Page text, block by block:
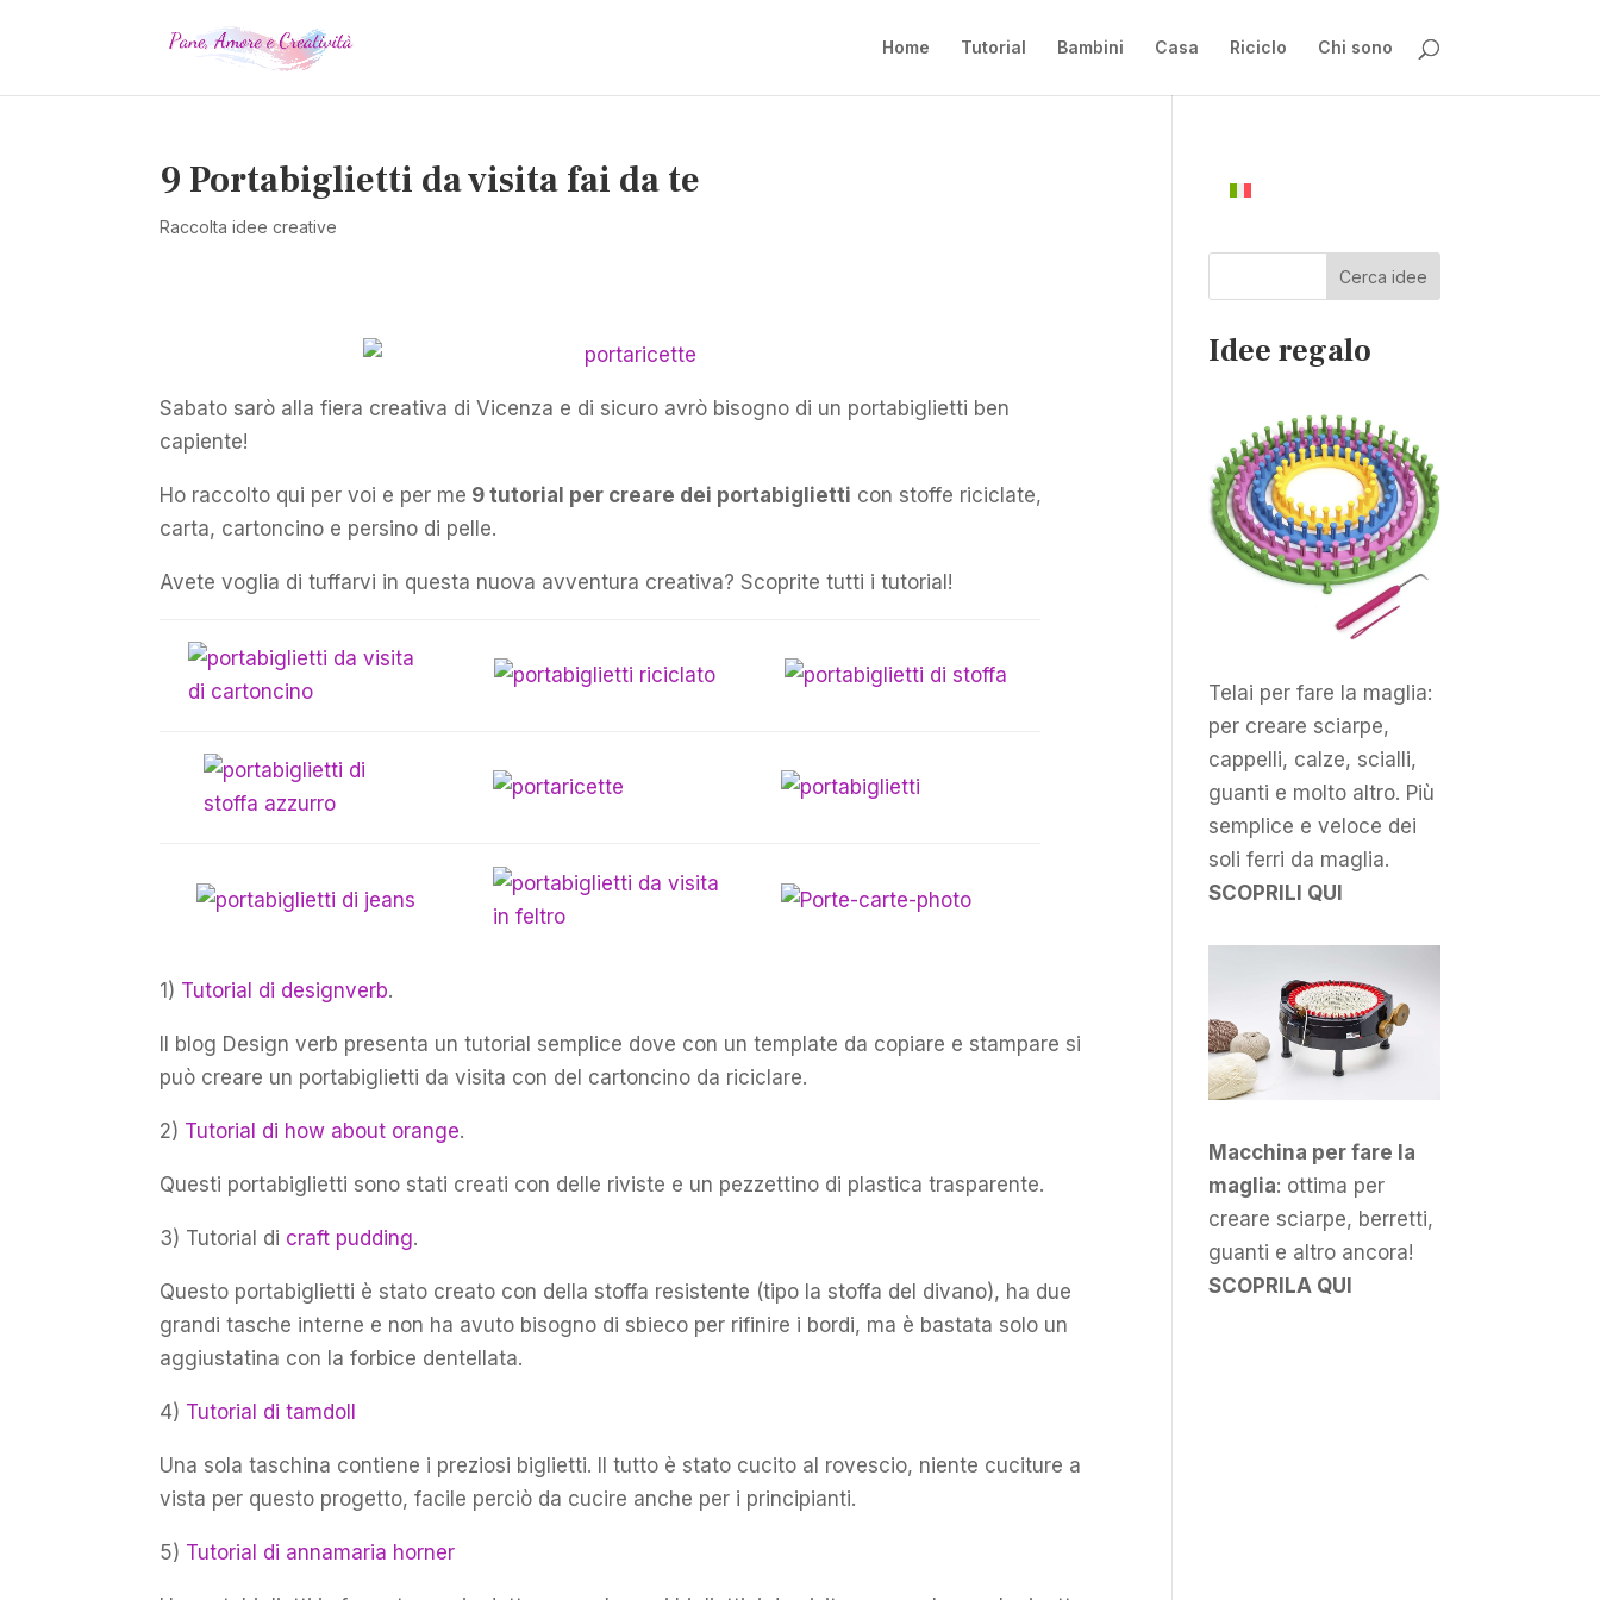
Home Tutorial Bambini Casa Riciclo Chi sono
9 Portabiglietti da visita fai da te
Raccolta idee creative
Sabato sarò alla fiera creativa di Vicenza e di sicuro avrò bisogno di un portabiglietti ben
capiente!
Ho raccolto qui per voi e per me 9 tutorial per creare dei portabiglietti con stoffe riciclate,
carta, cartoncino e persino di pelle.
Avete voglia di tuffarvi in questa nuova avventura creativa? Scoprite tutti i tutorial!
1) Tutorial di designverb.
Il blog Design verb presenta un tutorial semplice dove con un template da copiare e stampare si
può creare un portabiglietti da visita con del cartoncino da riciclare.
2) Tutorial di how about orange.
Questi portabiglietti sono stati creati con delle riviste e un pezzettino di plastica trasparente.
3) Tutorial di craft pudding.
Questo portabiglietti è stato creato con della stoffa resistente (tipo la stoffa del divano), ha due
grandi tasche interne e non ha avuto bisogno di sbieco per rifinire i bordi, ma è bastata solo un
aggiustatina con la forbice dentellata.
4) Tutorial di tamdoll
Una sola taschina contiene i preziosi biglietti. Il tutto è stato cucito al rovescio, niente cuciture a
vista per questo progetto, facile perciò da cucire anche per i principianti.
5) Tutorial di annamaria horner
Cerca idee
Idee regalo
Telai per fare la maglia:
per creare sciarpe,
cappelli, calze, scialli,
guanti e molto altro. Più
semplice e veloce dei
soli ferri da maglia.
SCOPRILI QUI
Macchina per fare la
maglia: ottima per
creare sciarpe, berretti,
guanti e altro ancora!
SCOPRILA QUI